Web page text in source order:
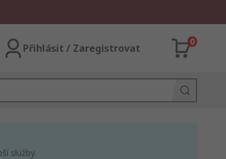
Přihlásit / Zaregistrovat
0
služby.